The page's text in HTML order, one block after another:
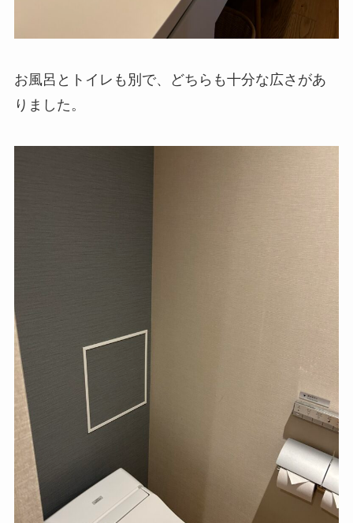
お風呂とトイレも別で、どちらも十分な広さがあ
りました。